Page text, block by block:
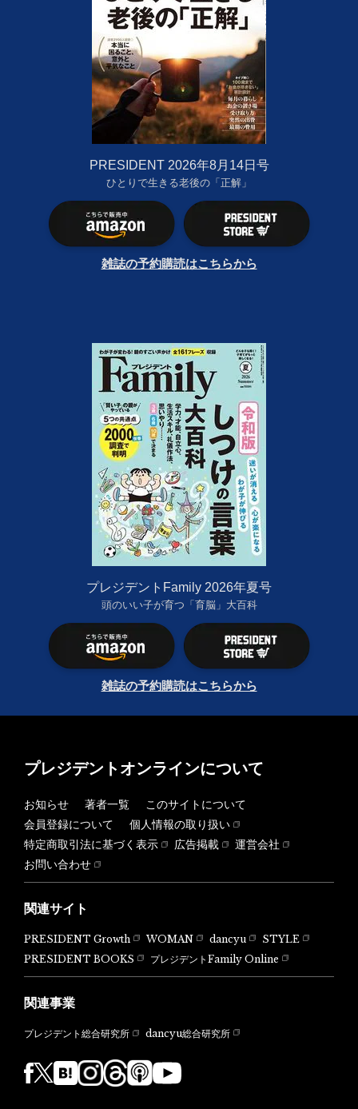
PRESIDENT 2026年8月14日号
ひとりで生きる老後の「正解」
雑誌の予約購読はこちらから
プレジデントFamily 2026年夏号
頭のいい子が育つ「育脳」大百科
雑誌の予約購読はこちらから
プレジデントオンラインについて
お知らせ 著者一覧
このサイトについて
会員登録について
個人情報の取り扱い
特定商取引法に基づく表示
広告掲載
運営会社
お問い合わせ
関連サイト
PRESIDENT Growth WOMAN dancyu
STYLE
PRESIDENT BOOKS
プレジデントFamily Online
関連事業
プレジデント総合研究所 dancyu総合研究所